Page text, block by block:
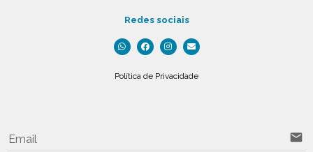
Redes sociais
Política de Privacidade
Email email